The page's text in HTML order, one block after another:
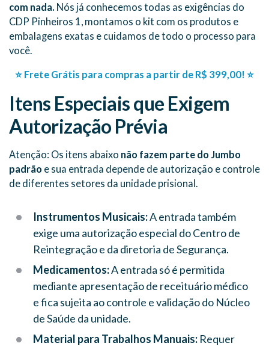
com nada. Nós já conhecemos todas as exigências do
CDP Pinheiros 1, montamos o kit com os produtos e
embalagens exatas e cuidamos de todo o processo para
você.
⭐ Frete Grátis para compras a partir de R$ 399,00! ⭐
Itens Especiais que Exigem
Autorização Prévia
Atenção: Os itens abaixo não fazem parte do Jumbo
padrão e sua entrada depende de autorização e controle
de diferentes setores da unidade prisional.
Instrumentos Musicais:A entrada também
exige uma autorização especial do Centro de
Reintegração e da diretoria de Segurança.
Medicamentos:A entrada só é permitida
mediante apresentação de receituário médico
e fica sujeita ao controle e validação do Núcleo
de Saúde da unidade.
Material para Trabalhos Manuais: Requer